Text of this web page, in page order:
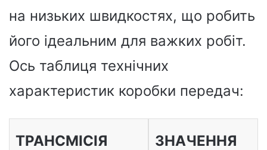
на низьких швидкостях, що робить
його ідеальним для важких робіт.
Ось таблиця технічних
характеристик коробки передач:
ТРАНСМІСІЯ ЗНАЧЕННЯ